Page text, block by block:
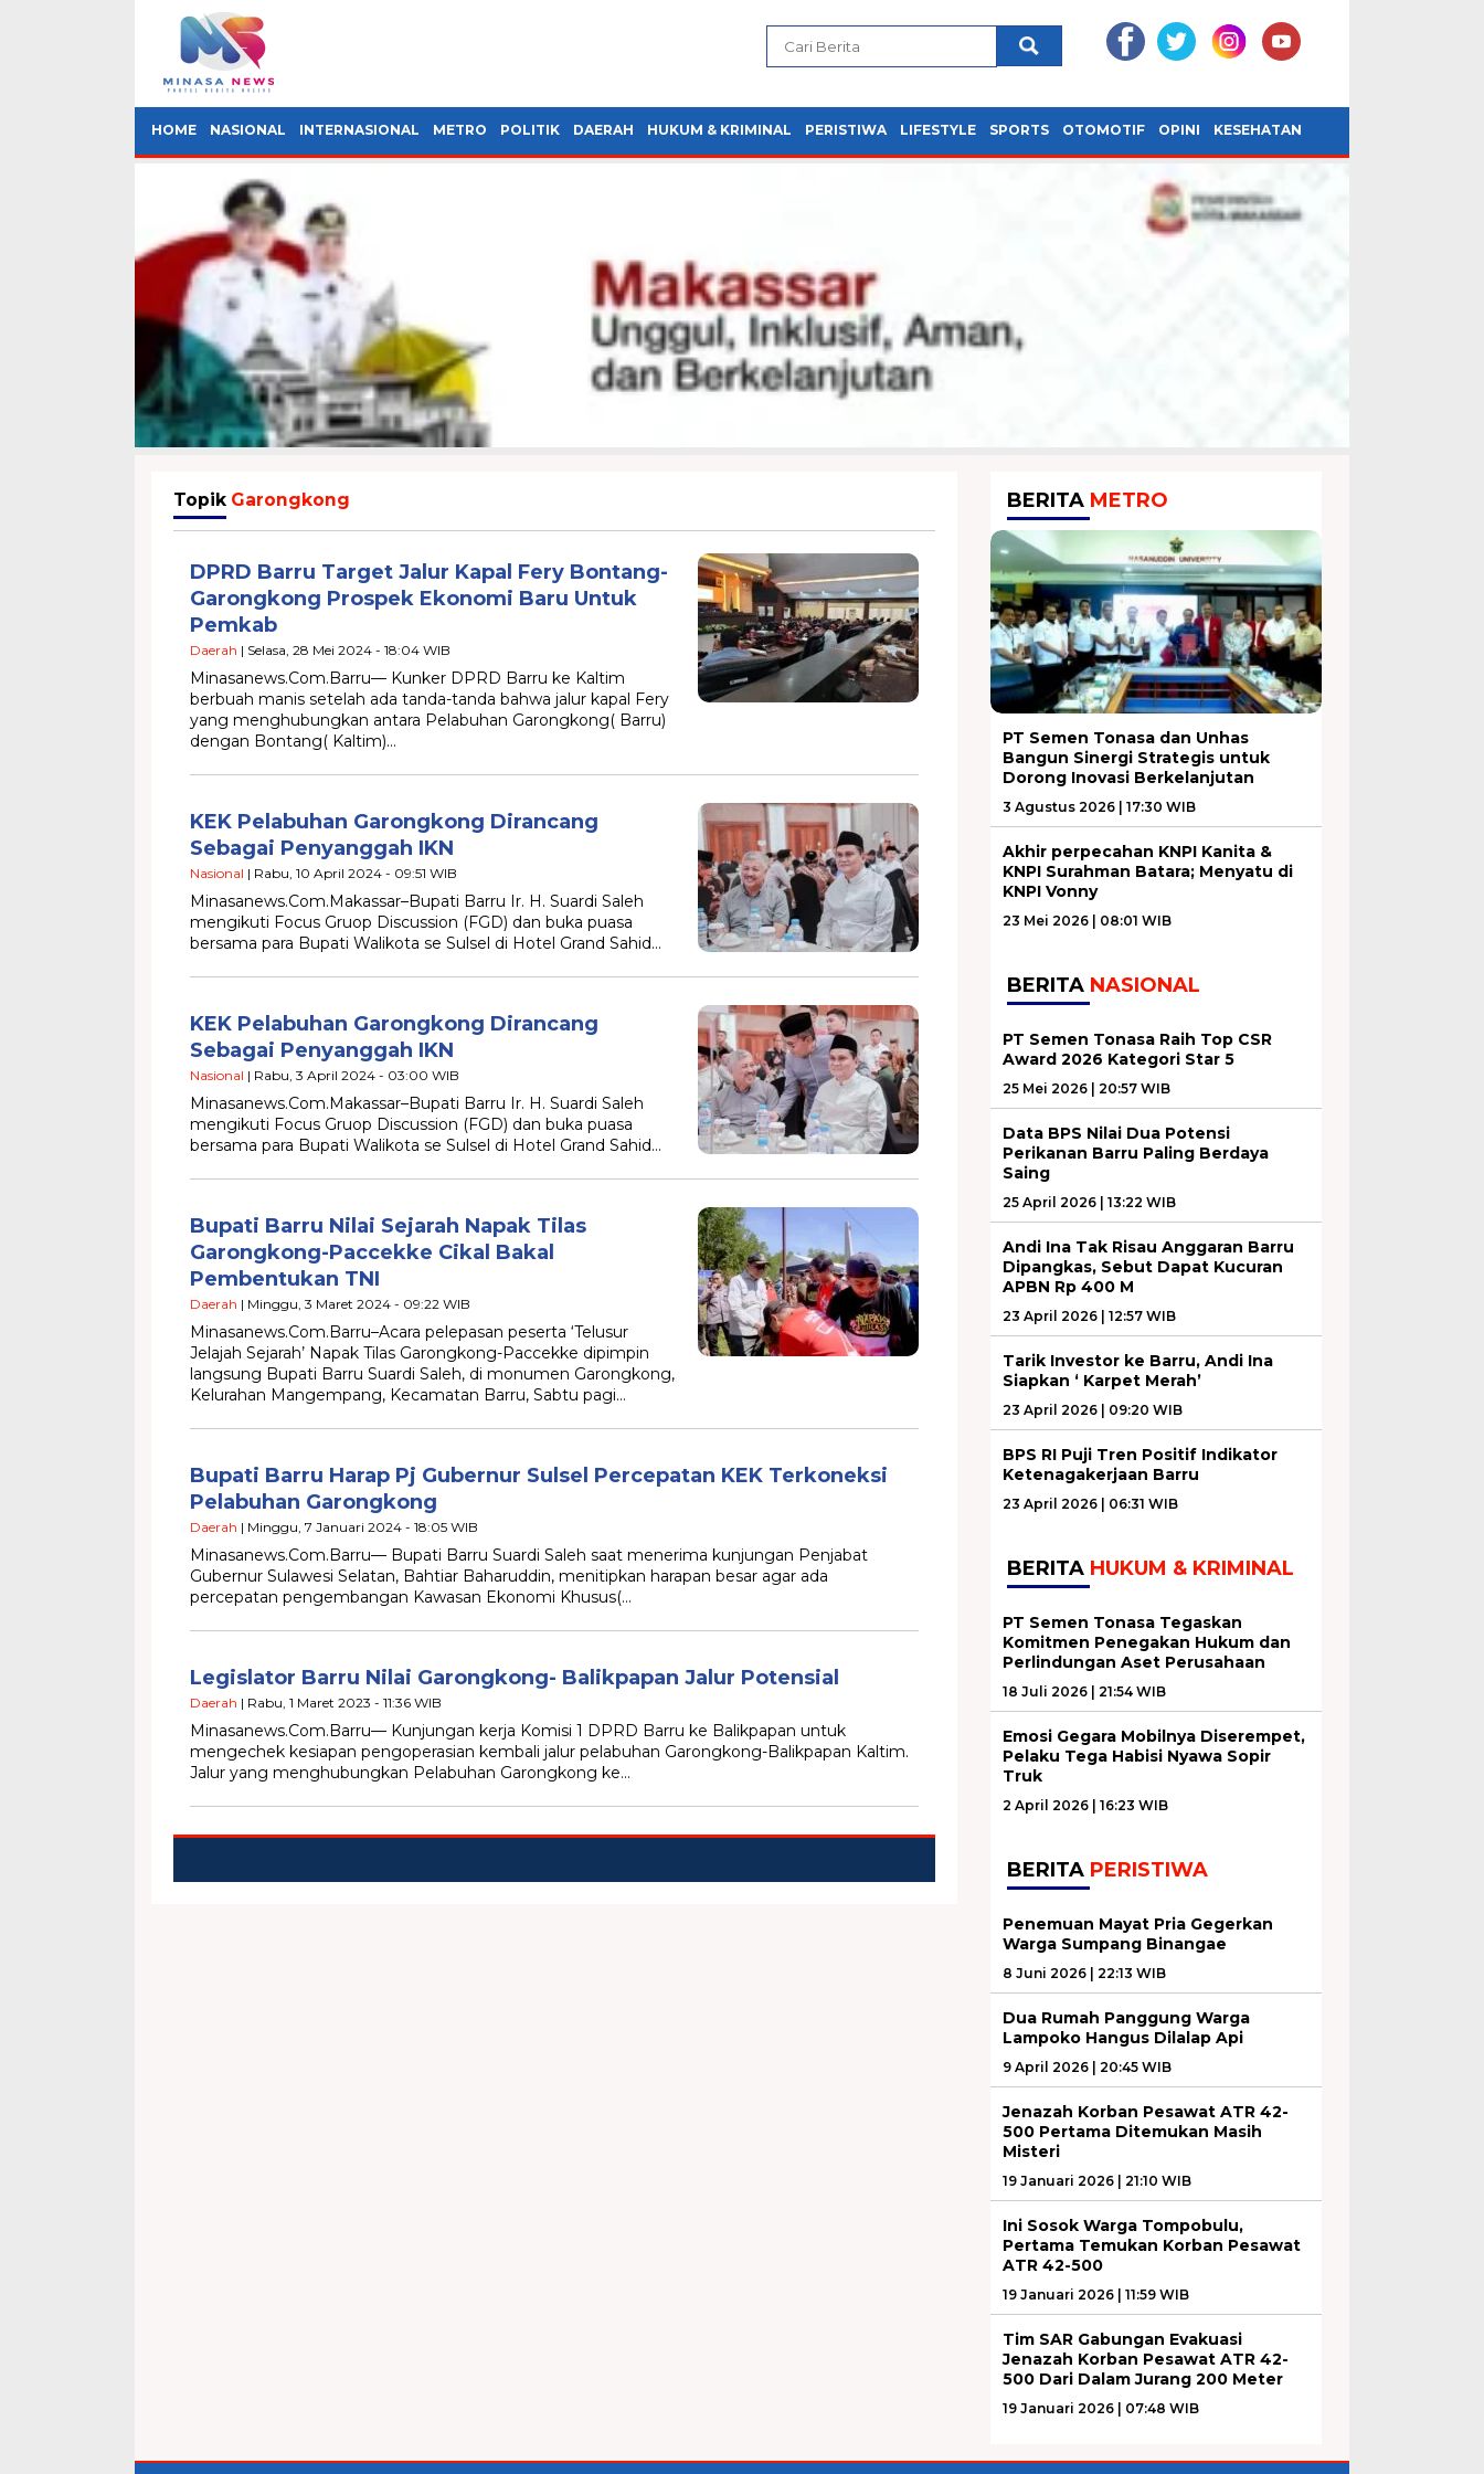
HOME NASIONAL INTERNASIONAL METRO POLITIK DAERAH HUKUM & KRIMINAL PERISTIWA LIFESTYLE SPORTS OTOMOTIF OPINI KESEHATAN
Topik Garongkong
DPRD Barru Target Jalur Kapal Fery Bontang-
Garongkong Prospek Ekonomi Baru Untuk
Pemkab
Daerah | Selasa, 28 Mei 2024 - 18:04 WIB
Minasanews.Com.Barru— Kunker DPRD Barru ke Kaltim
berbuah manis setelah ada tanda-tanda bahwa jalur kapal Fery
yang menghubungkan antara Pelabuhan Garongkong( Barru)
dengan Bontang( Kaltim)…
KEK Pelabuhan Garongkong Dirancang
Sebagai Penyanggah IKN
Nasional | Rabu, 10 April 2024 - 09:51 WIB
Minasanews.Com.Makassar–Bupati Barru Ir. H. Suardi Saleh
mengikuti Focus Gruop Discussion (FGD) dan buka puasa
bersama para Bupati Walikota se Sulsel di Hotel Grand Sahid…
KEK Pelabuhan Garongkong Dirancang
Sebagai Penyanggah IKN
Nasional | Rabu, 3 April 2024 - 03:00 WIB
Minasanews.Com.Makassar–Bupati Barru Ir. H. Suardi Saleh
mengikuti Focus Gruop Discussion (FGD) dan buka puasa
bersama para Bupati Walikota se Sulsel di Hotel Grand Sahid…
Bupati Barru Nilai Sejarah Napak Tilas
Garongkong-Paccekke Cikal Bakal
Pembentukan TNI
Daerah | Minggu, 3 Maret 2024 - 09:22 WIB
Minasanews.Com.Barru–Acara pelepasan peserta ‘Telusur
Jelajah Sejarah’ Napak Tilas Garongkong-Paccekke dipimpin
langsung Bupati Barru Suardi Saleh, di monumen Garongkong,
Kelurahan Mangempang, Kecamatan Barru, Sabtu pagi…
Bupati Barru Harap Pj Gubernur Sulsel Percepatan KEK Terkoneksi
Pelabuhan Garongkong
Daerah | Minggu, 7 Januari 2024 - 18:05 WIB
Minasanews.Com.Barru— Bupati Barru Suardi Saleh saat menerima kunjungan Penjabat
Gubernur Sulawesi Selatan, Bahtiar Baharuddin, menitipkan harapan besar agar ada
percepatan pengembangan Kawasan Ekonomi Khusus(…
Legislator Barru Nilai Garongkong- Balikpapan Jalur Potensial
Daerah | Rabu, 1 Maret 2023 - 11:36 WIB
Minasanews.Com.Barru— Kunjungan kerja Komisi 1 DPRD Barru ke Balikpapan untuk
mengechek kesiapan pengoperasian kembali jalur pelabuhan Garongkong-Balikpapan Kaltim.
Jalur yang menghubungkan Pelabuhan Garongkong ke…
BERITA METRO
PT Semen Tonasa dan Unhas
Bangun Sinergi Strategis untuk
Dorong Inovasi Berkelanjutan
3 Agustus 2026 | 17:30 WIB
Akhir perpecahan KNPI Kanita &
KNPI Surahman Batara; Menyatu di
KNPI Vonny
23 Mei 2026 | 08:01 WIB
BERITA NASIONAL
PT Semen Tonasa Raih Top CSR
Award 2026 Kategori Star 5
25 Mei 2026 | 20:57 WIB
Data BPS Nilai Dua Potensi
Perikanan Barru Paling Berdaya
Saing
25 April 2026 | 13:22 WIB
Andi Ina Tak Risau Anggaran Barru
Dipangkas, Sebut Dapat Kucuran
APBN Rp 400 M
23 April 2026 | 12:57 WIB
Tarik Investor ke Barru, Andi Ina
Siapkan ‘ Karpet Merah’
23 April 2026 | 09:20 WIB
BPS RI Puji Tren Positif Indikator
Ketenagakerjaan Barru
23 April 2026 | 06:31 WIB
BERITA HUKUM & KRIMINAL
PT Semen Tonasa Tegaskan
Komitmen Penegakan Hukum dan
Perlindungan Aset Perusahaan
18 Juli 2026 | 21:54 WIB
Emosi Gegara Mobilnya Diserempet,
Pelaku Tega Habisi Nyawa Sopir
Truk
2 April 2026 | 16:23 WIB
BERITA PERISTIWA
Penemuan Mayat Pria Gegerkan
Warga Sumpang Binangae
8 Juni 2026 | 22:13 WIB
Dua Rumah Panggung Warga
Lampoko Hangus Dilalap Api
9 April 2026 | 20:45 WIB
Jenazah Korban Pesawat ATR 42-
500 Pertama Ditemukan Masih
Misteri
19 Januari 2026 | 21:10 WIB
Ini Sosok Warga Tompobulu,
Pertama Temukan Korban Pesawat
ATR 42-500
19 Januari 2026 | 11:59 WIB
Tim SAR Gabungan Evakuasi
Jenazah Korban Pesawat ATR 42-
500 Dari Dalam Jurang 200 Meter
19 Januari 2026 | 07:48 WIB